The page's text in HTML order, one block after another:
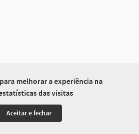
melhorar a experiência na
das visitas
Aceitar e fechar